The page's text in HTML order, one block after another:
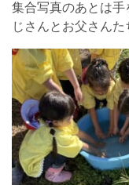
集合写真のあとは
じさんとお父さんた